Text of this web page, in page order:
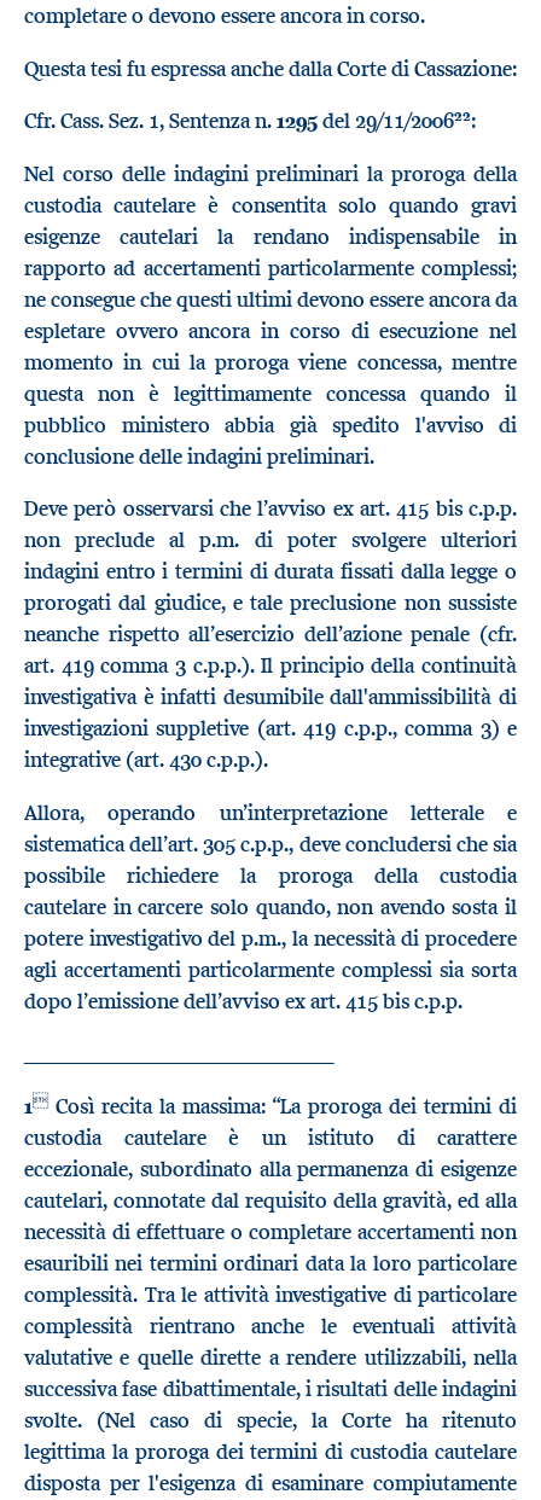
completare o devono essere ancora in corso.
Questa tesi fu espressa anche dalla Corte di Cassazione:
Cfr. Cass. Sez. 1, Sentenza n.1295del 29/11/200622:
Nel corso delle indagini preliminari la proroga della
custodia cautelare è consentita solo quando gravi
esigenze cautelari la rendano indispensabile in
rapporto ad accertamenti particolarmente complessi;
ne consegue che questi ultimi devono essere ancora da
espletare ovvero ancora in corso di esecuzione nel
momento in cui la proroga viene concessa, mentre
questa non è legittimamente concessa quando il
pubblico ministero abbia già spedito l'avviso di
conclusione delle indagini preliminari.
Deve però osservarsi che l’avviso ex art. 415 bis c.p.p.
non preclude al p.m. di poter svolgere ulteriori
indagini entro i termini di durata fissati dalla legge o
prorogati dal giudice, e tale preclusione non sussiste
neanche rispetto all’esercizio dell’azione penale (cfr.
art. 419 comma 3 c.p.p.). Il principio della continuità
investigativa è infatti desumibile dall'ammissibilità di
investigazioni suppletive (art. 419 c.p.p., comma 3) e
integrative (art. 430 c.p.p.).
Allora, operando un’interpretazione letterale e
sistematica dell’art. 305 c.p.p., deve concludersi che sia
possibile richiedere la proroga della custodia
cautelare in carcere solo quando, non avendo sosta il
potere investigativo del p.m., la necessità di procedere
agli accertamenti particolarmente complessi sia sorta
dopo l’emissione dell’avviso ex art. 415 bis c.p.p.
1Così recita la massima: “La proroga dei termini di
custodia cautelare è un istituto di carattere
eccezionale, subordinato alla permanenza di esigenze
cautelari, connotate dal requisito della gravità, ed alla
necessità di effettuare o completare accertamenti non
esauribili nei termini ordinari data la loro particolare
complessità. Tra le attività investigative di particolare
complessità rientrano anche le eventuali attività
valutative e quelle dirette a rendere utilizzabili, nella
successiva fase dibattimentale, i risultati delle indagini
svolte. (Nel caso di specie, la Corte ha ritenuto
legittima la proroga dei termini di custodia cautelare
disposta per l'esigenza di esaminare compiutamente